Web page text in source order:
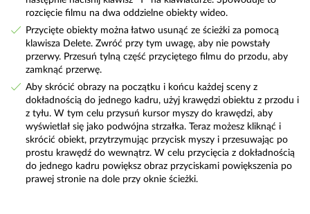
rozcięcie filmu na dwa oddzielne obiekty wideo.
Przycięte obiekty można łatwo usunąć ze ścieżki za pomocą
klawisza Delete. Zwróć przy tym uwagę, aby nie powstały
przerwy. Przesuń tylną część przyciętego filmu do przodu, aby
zamknąć przerwę.
Aby skrócić obrazy na początku i końcu każdej sceny z
dokładnością do jednego kadru, użyj krawędzi obiektu z przodu i
z tyłu. W tym celu przysuń kursor myszy do krawędzi, aby
wyświetlał się jako podwójna strzałka. Teraz możesz kliknąć i
skrócić obiekt, przytrzymując przycisk myszy i przesuwając po
prostu krawędź do wewnątrz. W celu przycięcia z dokładnością
do jednego kadru powiększ obraz przyciskami powiększenia po
prawej stronie na dole przy oknie ścieżki.